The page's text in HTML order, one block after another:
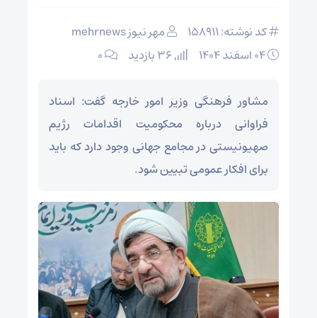
کد نوشته: 158911
مهر نیوز mehrnews
۰
مشاور فرهنگی وزیر امور خارجه گفت: اسناد
فراوانی درباره محکومیت اقدامات رژیم
صهیونیستی در مجامع جهانی وجود دارد که باید
برای افکار عمومی تبیین شود.